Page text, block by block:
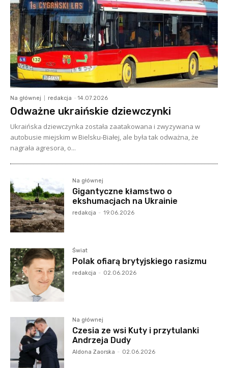
Na głównej redakcja - 14.07.2026
Odważne ukraińskie dziewczynki
Ukraińska dziewczynka została zaatakowana i zwyzywana w
autobusie miejskim w Bielsku-Białej, ale była tak odważna, że
nagrała agresora, o...
Na głównej
Gigantyczne kłamstwo o
ekshumacjach na Ukrainie
redakcja - 19.06.2026
Świat
Polak ofiarą brytyjskiego rasizmu
redakcja - 02.06.2026
Na głównej
Czesia ze wsi Kuty i przytulanki
Andrzeja Dudy
Aldona Zaorska - 02.06.2026